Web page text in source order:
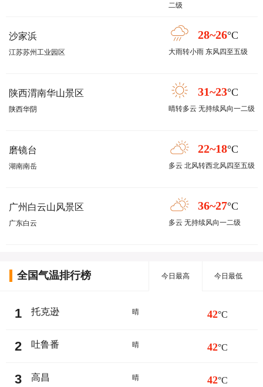
二级
沙家浜
江苏苏州工业园区
28~26°C
大雨转小雨 东风四至五级
陕西渭南华山景区
陕西华阴
31~23°C
晴转多云 无持续风向一二级
磨镜台
湖南南岳
22~18°C
多云 北风转西北风四至五级
广州白云山风景区
广东白云
36~27°C
多云 无持续风向一二级
全国气温排行榜 今日最高 今日最低
1 托克逊 晴 42°C
2 吐鲁番 晴 42°C
3 高昌 晴 42°C